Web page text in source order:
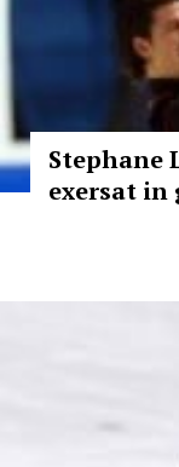
Stephane
exersat in